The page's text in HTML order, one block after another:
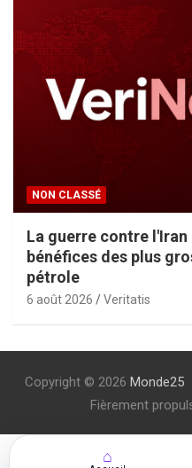
NON CLASSÉ
La guerre contre
bénéfices des plus
pétrole
6 août 2026 Veritatis
Copyright © 2026 Monde25
Fièrement
⌂